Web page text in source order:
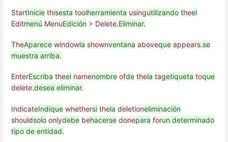
StartInicie thisesta toolherramienta usingutilizando theel
Editmenú MenuEdición > Delete.Eliminar.
TheAparece windowla shownventana aboveque appears.se
muestra arriba.
EnterEscriba theel namenombre ofde thela tagetiqueta toque
delete.desea eliminar.
IndicateIndique whethersi thela deletioneliminación
shouldsolo onlydebe behacerse donepara forun determinado
tipo de entidad.